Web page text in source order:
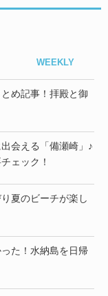
WEEKLY
め記事！拝殿と御
会える「備瀬崎」♪
ェック！
夏のビーチが楽し
った！水納島を日帰